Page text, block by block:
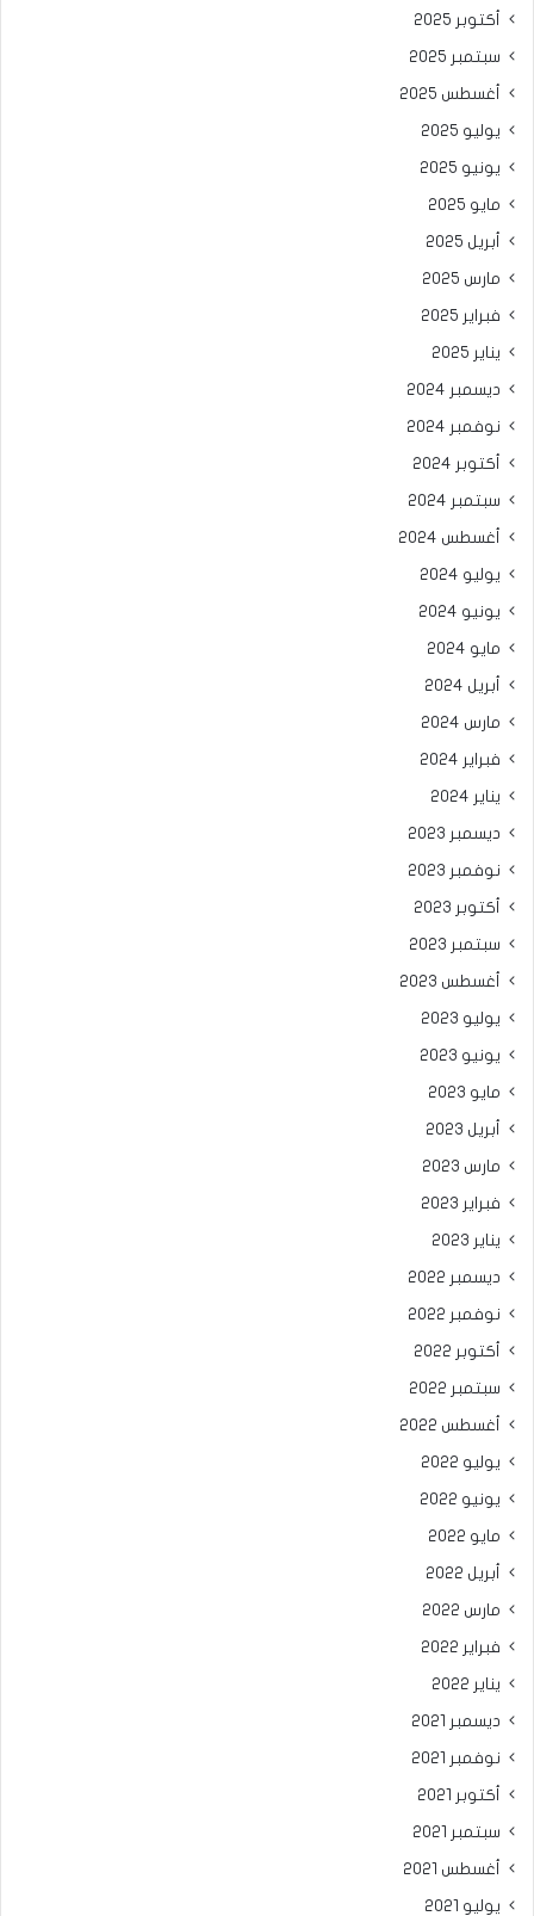
أكتوبر 2025
سبتمبر 2025
أغسطس 2025
يوليو 2025
يونيو 2025
مايو 2025
أبريل 2025
مارس 2025
فبراير 2025
يناير 2025
ديسمبر 2024
نوفمبر 2024
أكتوبر 2024
سبتمبر 2024
أغسطس 2024
يوليو 2024
يونيو 2024
مايو 2024
أبريل 2024
مارس 2024
فبراير 2024
يناير 2024
ديسمبر 2023
نوفمبر 2023
أكتوبر 2023
سبتمبر 2023
أغسطس 2023
يوليو 2023
يونيو 2023
مايو 2023
أبريل 2023
مارس 2023
فبراير 2023
يناير 2023
ديسمبر 2022
نوفمبر 2022
أكتوبر 2022
سبتمبر 2022
أغسطس 2022
يوليو 2022
يونيو 2022
مايو 2022
أبريل 2022
مارس 2022
فبراير 2022
يناير 2022
ديسمبر 2021
نوفمبر 2021
أكتوبر 2021
سبتمبر 2021
أغسطس 2021
يوليو 2021